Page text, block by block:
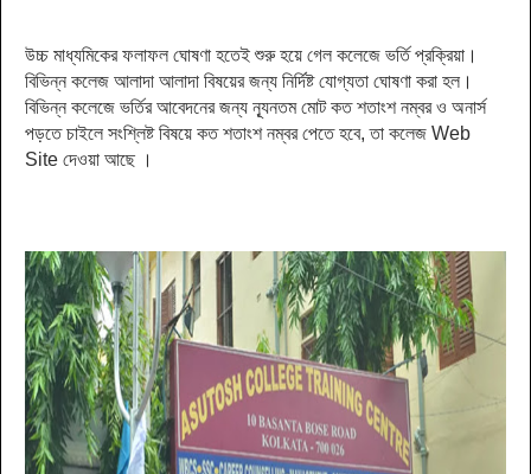
উচ্চ মাধ্যমিকের ফলাফল ঘোষণা হতেই শুরু হয়ে গেল কলেজে ভর্তি প্রক্রিয়া।
বিভিন্ন কলেজ আলাদা আলাদা বিষয়ের জন্য নির্দিষ্ট যোগ্যতা ঘোষণা করা হল।
বিভিন্ন কলেজে ভর্তির আবেদনের জন্য ন্যূনতম মোট কত শতাংশ নম্বর ও অনার্স
পড়তে চাইলে সংশ্লিষ্ট বিষয়ে কত শতাংশ নম্বর পেতে হবে, তা কলেজ Web
Site দেওয়া আছে ।